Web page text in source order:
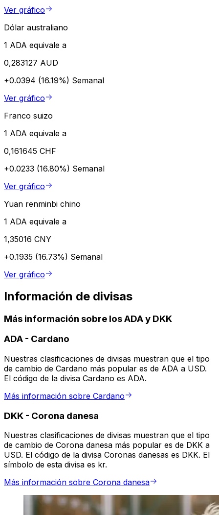
Ver gráfico
Dólar australiano
1 ADA equivale a
0,283127 AUD
+0.0394 (16.19%) Semanal
Ver gráfico
Franco suizo
1 ADA equivale a
0,161645 CHF
+0.0233 (16.80%) Semanal
Ver gráfico
Yuan renminbi chino
1 ADA equivale a
1,35016 CNY
+0.1935 (16.73%) Semanal
Ver gráfico
Información de divisas
Más información sobre los ADA y DKK
ADA - Cardano
Nuestras clasificaciones de divisas muestran que el tipo
de cambio de Cardano más popular es de ADA a USD.
El código de la divisa Cardano es ADA.
Más información sobre Cardano
DKK - Corona danesa
Nuestras clasificaciones de divisas muestran que el tipo
de cambio de Corona danesa más popular es de DKK a
USD. El código de la divisa Coronas danesas es DKK. El
símbolo de esta divisa es kr.
Más información sobre Corona danesa